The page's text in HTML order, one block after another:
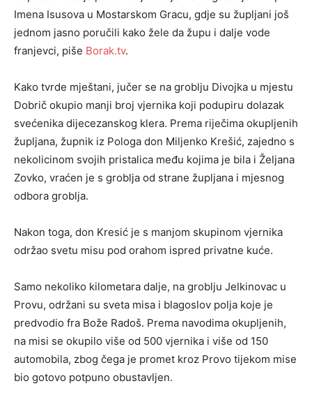
Imena Isusova u Mostarskom Gracu, gdje su župljani još
jednom jasno poručili kako žele da župu i dalje vode
franjevci, piše Borak.tv.
Kako tvrde mještani, jučer se na groblju Divojka u mjestu
Dobrič okupio manji broj vjernika koji podupiru dolazak
svećenika dijecezanskog klera. Prema riječima okupljenih
župljana, župnik iz Pologa don Miljenko Krešić, zajedno s
nekolicinom svojih pristalica među kojima je bila i Željana
Zovko, vraćen je s groblja od strane župljana i mjesnog
odbora groblja.
Nakon toga, don Kresić je s manjom skupinom vjernika
održao svetu misu pod orahom ispred privatne kuće.
Samo nekoliko kilometara dalje, na groblju Jelkinovac u
Provu, održani su sveta misa i blagoslov polja koje je
predvodio fra Bože Radoš. Prema navodima okupljenih,
na misi se okupilo više od 500 vjernika i više od 150
automobila, zbog čega je promet kroz Provo tijekom mise
bio gotovo potpuno obustavljen.